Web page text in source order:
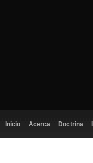
Inicio Acerca Doctrina